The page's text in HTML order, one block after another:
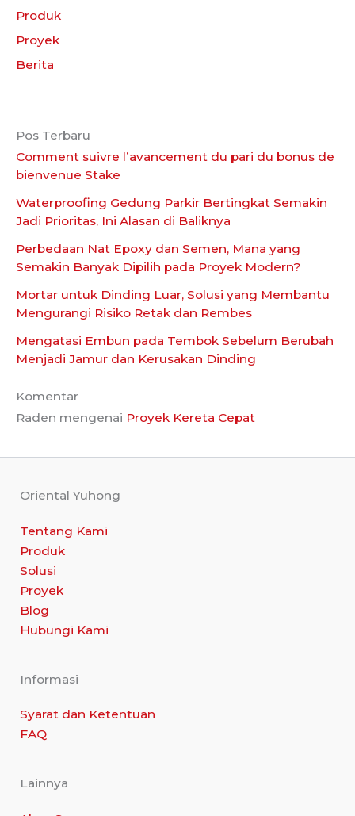
Produk
Proyek
Berita
Pos Terbaru
Comment suivre l’avancement du pari du bonus de
bienvenue Stake
Waterproofing Gedung Parkir Bertingkat Semakin
Jadi Prioritas, Ini Alasan di Baliknya
Perbedaan Nat Epoxy dan Semen, Mana yang
Semakin Banyak Dipilih pada Proyek Modern?
Mortar untuk Dinding Luar, Solusi yang Membantu
Mengurangi Risiko Retak dan Rembes
Mengatasi Embun pada Tembok Sebelum Berubah
Menjadi Jamur dan Kerusakan Dinding
Komentar
Raden mengenai Proyek Kereta Cepat
Oriental Yuhong
Tentang Kami
Produk
Solusi
Proyek
Blog
Hubungi Kami
Informasi
Syarat dan Ketentuan
FAQ
Lainnya